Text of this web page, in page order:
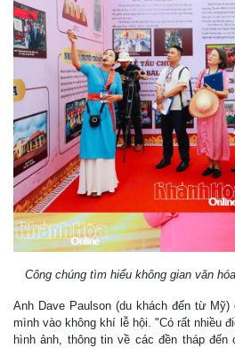
Công chúng tìm hiểu không gian văn
Anh Dave Paulson (du khách đến từ
mình vào không khí lễ hội. "Có rất nhiều
hình ảnh, thông tin về các đền tháp đến